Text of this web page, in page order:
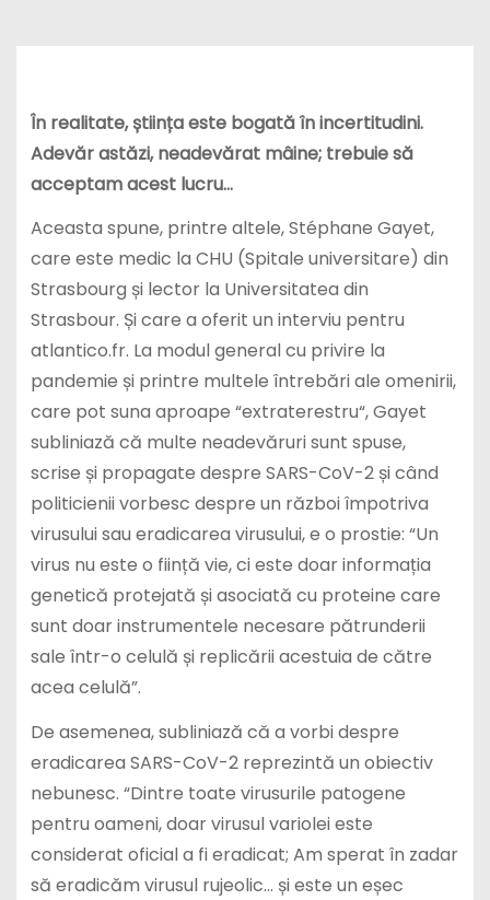
În realitate, știința este bogată în incertitudini.
Adevăr astăzi, neadevărat mâine; trebuie să
acceptam acest lucru…
Aceasta spune, printre altele, Stéphane Gayet,
care este medic la CHU (Spitale universitare) din
Strasbourg și lector la Universitatea din
Strasbour. Și care a oferit un interviu pentru
atlantico.fr. La modul general cu privire la
pandemie și printre multele întrebări ale omenirii,
care pot suna aproape “extraterestru“, Gayet
subliniază că multe neadevăruri sunt spuse,
scrise și propagate despre SARS-CoV-2 și când
politicienii vorbesc despre un război împotriva
virusului sau eradicarea virusului, e o prostie: “Un
virus nu este o ființă vie, ci este doar informația
genetică protejată și asociată cu proteine ​​care
sunt doar instrumentele necesare pătrunderii
sale într-o celulă și replicării acestuia de către
acea celulă”.
De asemenea, subliniază că a vorbi despre
eradicarea SARS-CoV-2 reprezintă un obiectiv
nebunesc. “Dintre toate virusurile patogene
pentru oameni, doar virusul variolei este
considerat oficial a fi eradicat; Am sperat în zadar
să eradicăm virusul rujeolic… și este un eșec